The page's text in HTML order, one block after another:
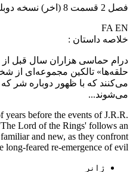
فصل 2 قسمت 8 (اخر) نسخه دوبله فارسی اضافه شد
FA EN
خلاصه داستان :
حلقه‌ها» تالکین مجموعه‌ای از
می‌کنند که با ظهور دوباره شر
می‌شوند...
years before the events of J.R.R.
Lord of the Rings' follows an
and new, as they confront
long-feared re-emergence of evil ...
ژانر